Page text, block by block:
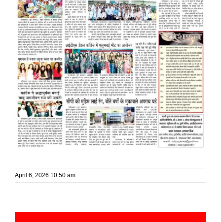
April 6, 2026 10:50 am